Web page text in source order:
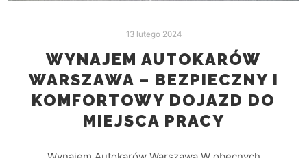
13 lutego 2024
WYNAJEM AUTOKARÓW
WARSZAWA – BEZPIECZNY I
KOMFORTOWY DOJAZD DO
MIEJSCA PRACY